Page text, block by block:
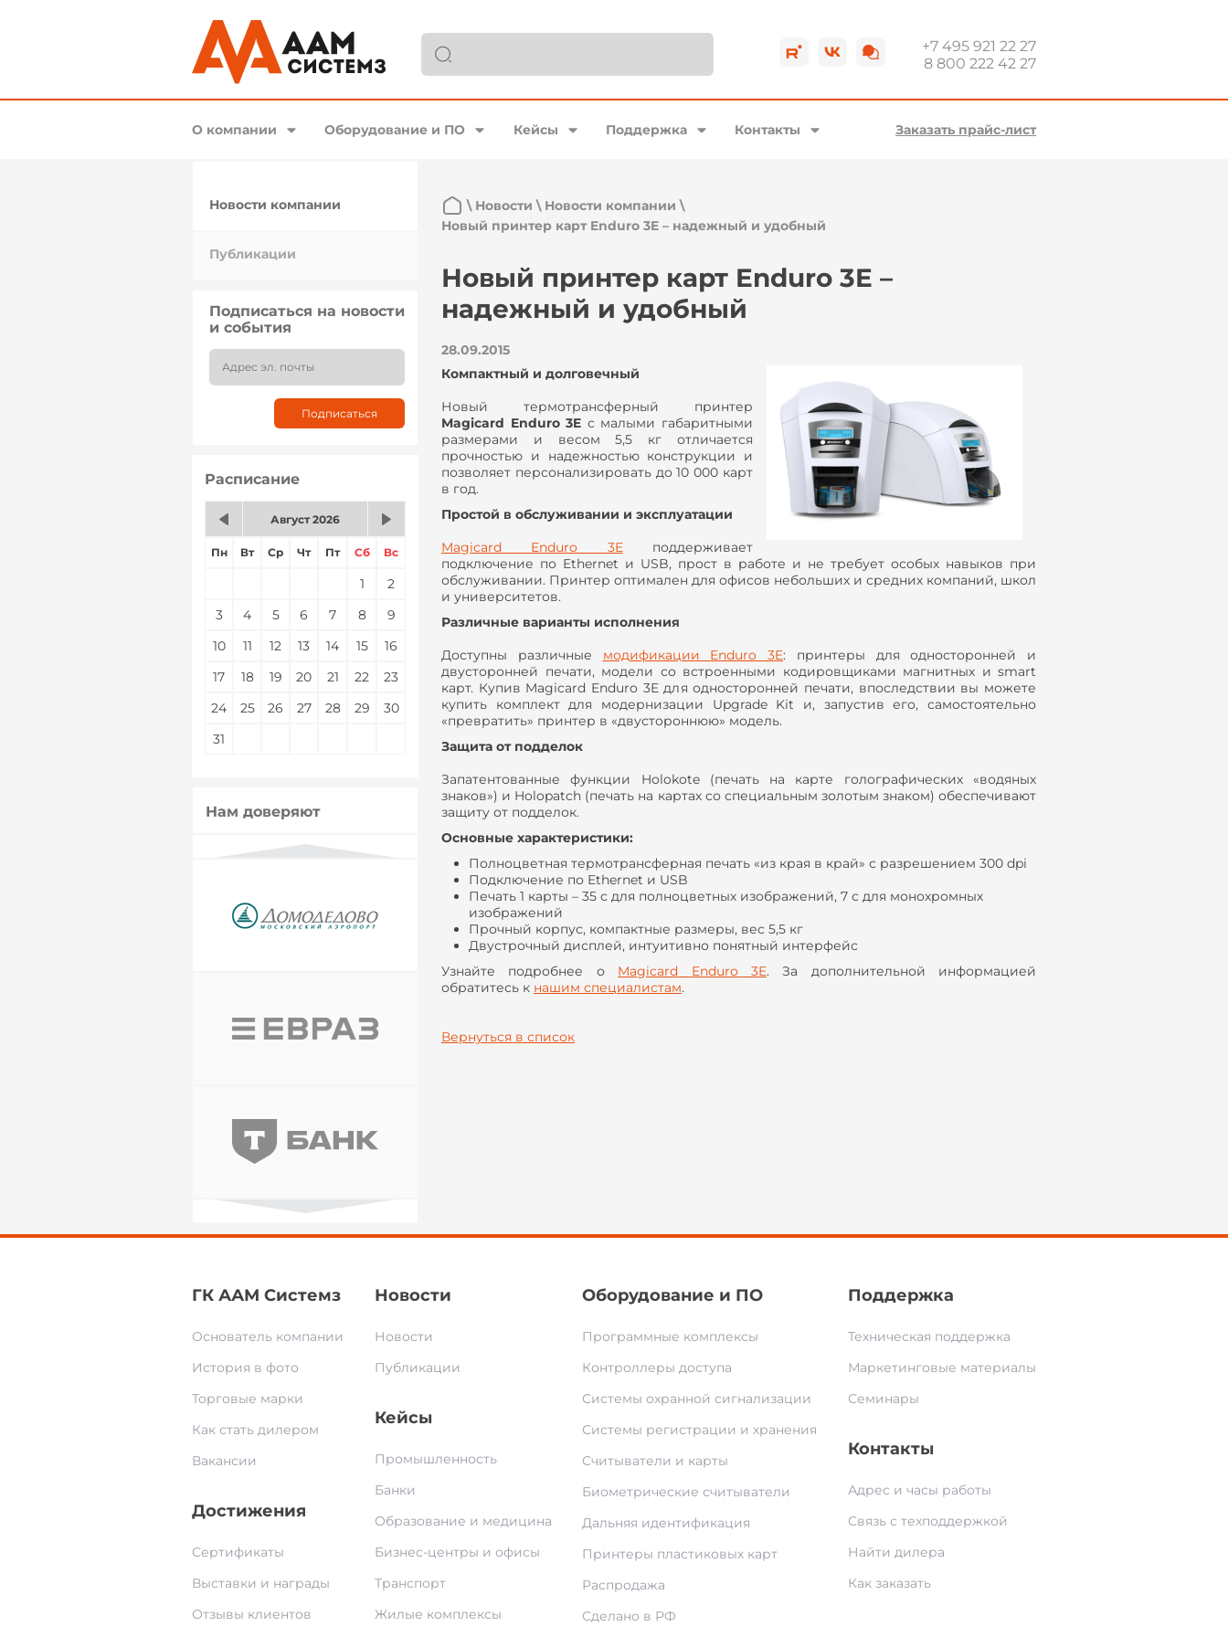
+7 495 921 22 27
8 800 222 42 27
О компании Оборудование и ПО Кейсы Поддержка Контакты Заказать прайс-лист
Новости компании
Публикации
Подписаться на новости
и события
Расписание
Август 2026
Пн Вт Ср Чт Пт Сб Вс
1
2
3
4 5 6 7 8
9
10
11 12 13 14 15
16
17
18 19 20 21 22
23
24
25 26 27 28 29
30
31
Нам доверяют
\ Новости \ Новости компании \
Новый принтер карт Enduro 3E – надежный и удобный
Новый принтер карт Enduro 3E –
надежный и удобный
28.09.2015
Компактный и долговечный
Новый термотрансферный принтер
Magicard Enduro 3E с малыми габаритными
размерами и весом 5,5 кг отличается
прочностью и надежностью конструкции и
позволяет персонализировать до 10 000 карт
в год.
Простой в обслуживании и эксплуатации
Magicard Enduro 3Eподдерживает
подключение по Ethernet и USB, прост в работе и не требует особых навыков при
обслуживании. Принтер оптимален для офисов небольших и средних компаний, школ
и университетов.
Различные варианты исполнения
Доступны различные модификации Enduro 3E: принтеры для односторонней и
двусторонней печати, модели со встроенными кодировщиками магнитных и smart
карт. Купив Magicard Enduro 3E для односторонней печати, впоследствии вы можете
купить комплект для модернизации Upgrade Kit и, запустив его, самостоятельно
«превратить» принтер в «двустороннюю» модель.
Защита от подделок
Запатентованные функции Holokote (печать на карте голографических «водяных
знаков») и Holopatch (печать на картах со специальным золотым знаком) обеспечивают
защиту от подделок.
Основные характеристики:
Полноцветная термотрансферная печать «из края в край» с разрешением 300 dpi
Подключение по Ethernet и USB
Печать 1 карты – 35 с для полноцветных изображений, 7 с для монохромных
изображений
Прочный корпус, компактные размеры, вес 5,5 кг
Двустрочный дисплей, интуитивно понятный интерфейс
Узнайте подробнее о Magicard Enduro3E. За дополнительной информацией
обратитесь к нашим специалистам.
Вернуться в список
ГК ААМ Системз
Основатель компании
История в фото
Торговые марки
Как стать дилером
Вакансии
Достижения
Сертификаты
Выставки и награды
Отзывы клиентов
Новости
Новости
Публикации
Кейсы
Промышленность
Банки
Образование и медицина
Бизнес-центры и офисы
Транспорт
Жилые комплексы
Оборудование и ПО
Программные комплексы
Контроллеры доступа
Системы охранной сигнализации
Системы регистрации и хранения
Считыватели и карты
Биометрические считыватели
Дальняя идентификация
Принтеры пластиковых карт
Распродажа
Сделано в РФ
Поддержка
Техническая поддержка
Маркетинговые материалы
Семинары
Контакты
Адрес и часы работы
Связь с техподдержкой
Найти дилера
Как заказать